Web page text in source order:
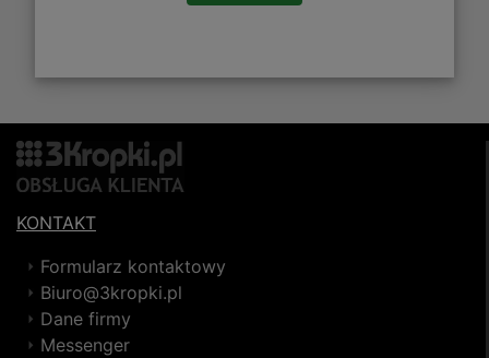
KONTAKT
Formularz kontaktowy
Biuro@3kropki.pl
Dane firmy
Messenger